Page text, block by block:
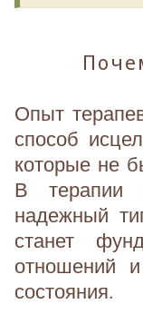
Опыт
способ
которые не
В терапии
надежный
станет
отношений и
состояния.